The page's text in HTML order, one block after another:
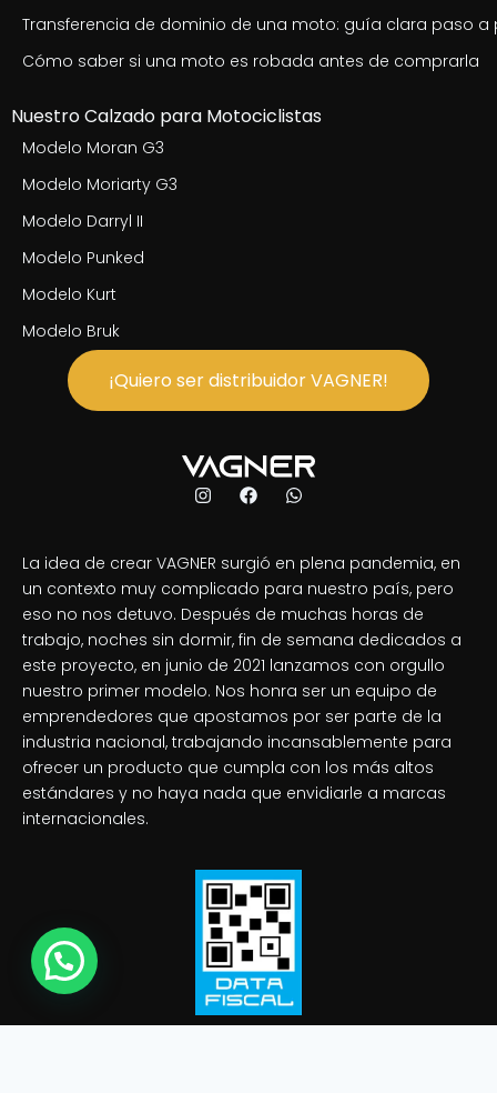
Transferencia de dominio de una moto: guía clara paso a
Cómo saber si una moto es robada antes de comprarla
Nuestro Calzado para Motociclistas
Modelo Moran G3
Modelo Moriarty G3
Modelo Darryl II
Modelo Punked
Modelo Kurt
Modelo Bruk
¡Quiero ser distribuidor VAGNER!
La idea de crear VAGNER surgió en plena pandemia, en
un contexto muy complicado para nuestro país, pero
eso no nos detuvo. Después de muchas horas de
trabajo, noches sin dormir, fin de semana dedicados a
este proyecto, en junio de 2021 lanzamos con orgullo
nuestro primer modelo. Nos honra ser un equipo de
emprendedores que apostamos por ser parte de la
industria nacional, trabajando incansablemente para
ofrecer un producto que cumpla con los más altos
estándares y no haya nada que envidiarle a marcas
internacionales.